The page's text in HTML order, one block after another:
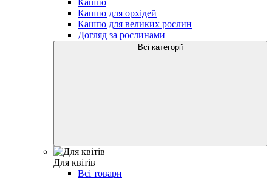
Кашпо для орхідей
Кашпо для великих рослин
Догляд за рослинами
Всі категорії
Для квiтів
Всі товари